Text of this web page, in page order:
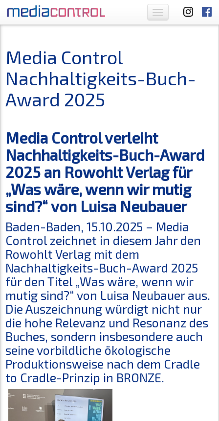
Toggle
navigation
Media Control
Nachhaltigkeits-Buch-
Award 2025
Media Control verleiht
Nachhaltigkeits-Buch-Award
2025 an Rowohlt Verlag für
„Was wäre, wenn wir mutig
sind?“ von Luisa Neubauer
Baden-Baden, 15.10.2025 – Media
Control zeichnet in diesem Jahr den
Rowohlt Verlag mit dem
Nachhaltigkeits-Buch-Award 2025
für den Titel „Was wäre, wenn wir
mutig sind?“ von Luisa Neubauer aus.
Die Auszeichnung würdigt nicht nur
die hohe Relevanz und Resonanz des
Buches, sondern insbesondere auch
seine vorbildliche ökologische
Produktionsweise nach dem Cradle
to Cradle-Prinzip in BRONZE.